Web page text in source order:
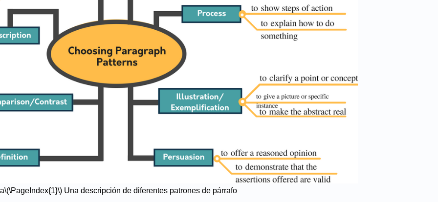
\(\PageIndex{1}\) Una descripción de diferentes patrones de párrafo